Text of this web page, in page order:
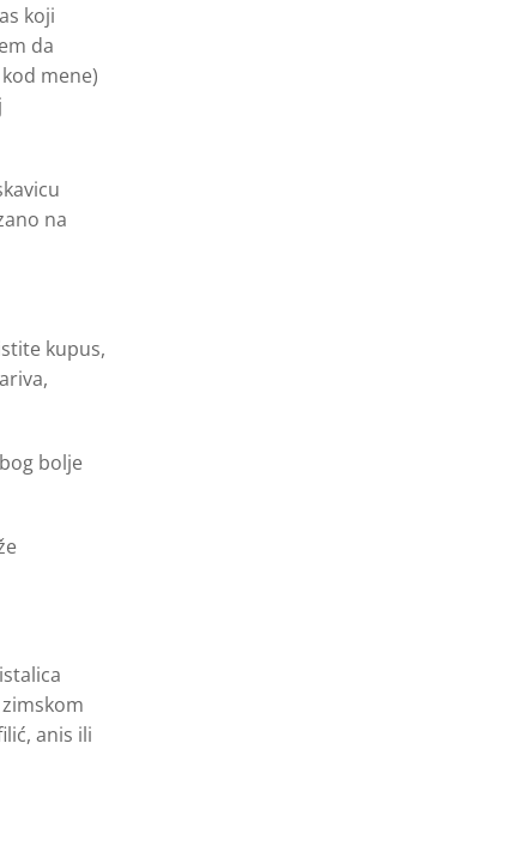
koji
da
mene)
na
kupus,
bolje
anis ili